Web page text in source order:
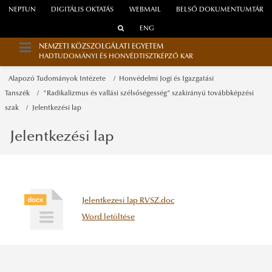
WEBMAIL
NEPTUN DIGITÁLIS OKTATÁS BELSŐ DOKUMENTUMTÁR
ENG
NEMZETI KÖZSZOLGÁLATI EGYETEM
HADTUDOMÁNYI ÉS HONVÉDTISZTKÉPZŐ KAR
Alapozó Tudományok Intézete Honvédelmi Jogi és Igazgatási
Tanszék "Radikalizmus és vallási szélsőségesség” szakirányú továbbképzési
szak Jelentkezési lap
Jelentkezési lap
Jelentkezesi lap RVSZ.doc
Word letöltése